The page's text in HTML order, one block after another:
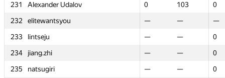
231
Alexander Udalov 0 103
0
232
elitewantsyou — —
—
233
lintseju — —
0
234
jiang.zhi — —
0
235
natsugiri — —
0
231
Alexander Udalov 0 103
0
232
elitewantsyou — —
—
233
lintseju — —
0
234
jiang.zhi — —
0
235
natsugiri — —
0